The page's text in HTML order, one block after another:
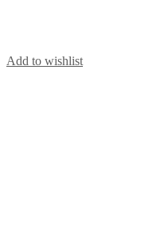
Add to wishlist